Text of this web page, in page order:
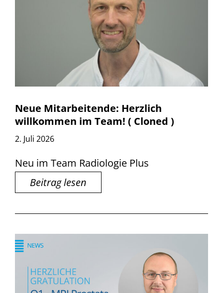
Neue Mitarbeitende: Herzlich
willkommen im Team! ( Cloned )
2. Juli 2026
Neu im Team Radiologie Plus
Beitrag lesen